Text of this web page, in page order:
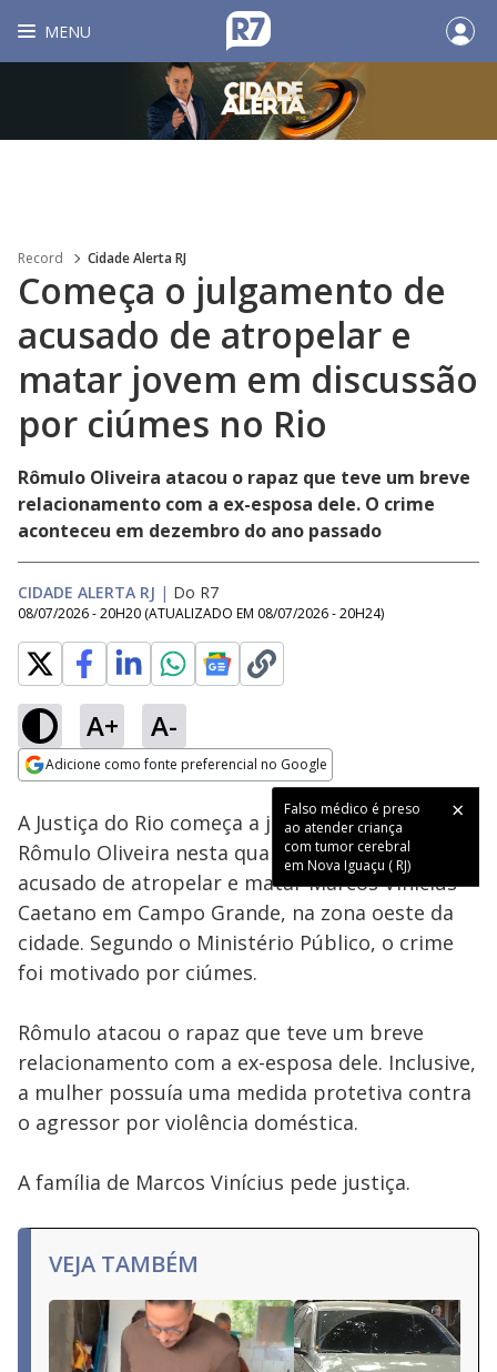
MENU
Record Cidade Alerta RJ
Começa o julgamento de
acusado de atropelar e
matar jovem em discussão
por ciúmes no Rio
Rômulo Oliveira atacou o rapaz que teve um breve
relacionamento com a ex-esposa dele. O crime
aconteceu em dezembro do ano passado
CIDADE ALERTA RJ | Do R7
08/07/2026 - 20H20 (ATUALIZADO EM 08/07/2026 - 20H24)
A+ A-
Adicione como fonte preferencial no Google
Falso médico é preso
ao atender criança
com tumor cerebral
em Nova Iguaçu ( RJ)
Ativar
Loaded
33.33%
A Justiça do Rio começa a julgar o motorista
Rômulo Oliveira nesta quarta-feira (8). Ele é
acusado de atropelar e matar Marcos Vinícius
Caetano em Campo Grande, na zona oeste da
cidade. Segundo o Ministério Público, o crime
foi motivado por ciúmes.
Rômulo atacou o rapaz que teve um breve
relacionamento com a ex-esposa dele. Inclusive,
a mulher possuía uma medida protetiva contra
o agressor por violência doméstica.
A família de Marcos Vinícius pede justiça.
VEJA TAMBÉM